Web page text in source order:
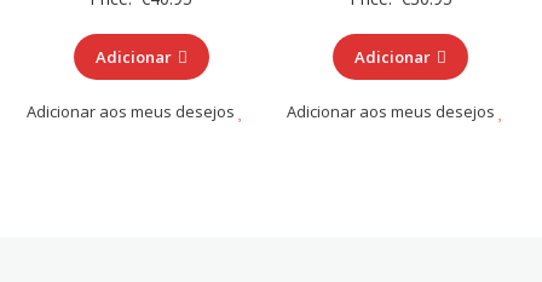
Adicionar
Adicionar aos meus desejos
Adicionar
Adicionar aos meus desejos